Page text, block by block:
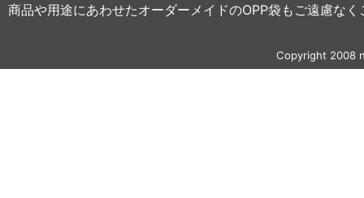
商品や用途にあわせたオーダーメイドのOPP袋もご遠慮な
Copyright 2008